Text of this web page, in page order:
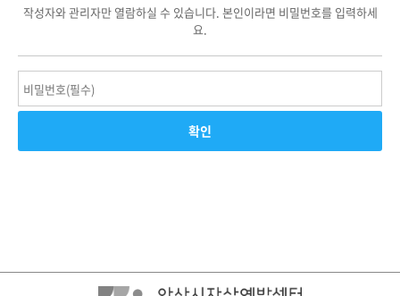
작성자와 관리자만 열람하실 수 있습니다. 본인이라면 비밀번호를 입력하세
요.